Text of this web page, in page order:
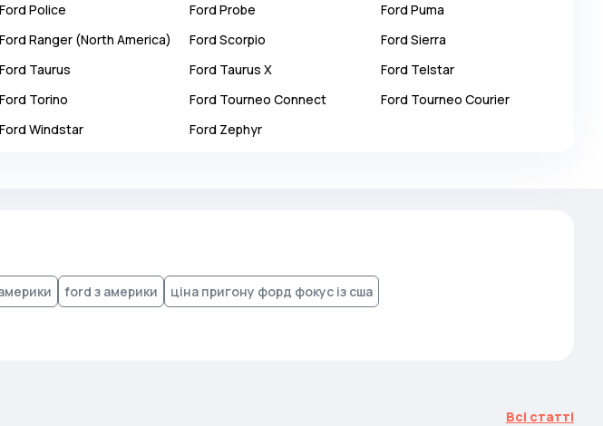
Ford Police Ford Probe Ford Puma
Ford Ranger (North America) Ford Scorpio Ford Sierra
Ford Taurus Ford Taurus X Ford Telstar
Ford Torino Ford Tourneo Connect Ford Tourneo Courier
Ford Windstar Ford Zephyr
ford з америки
ціна пригону форд фокус із сша
Всі статті